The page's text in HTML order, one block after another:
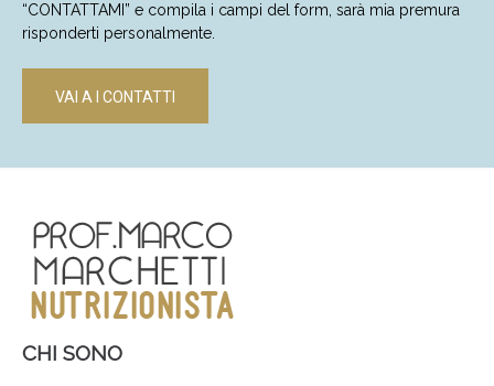
“CONTATTAMI” e compila i campi del form, sarà mia premura
risponderti personalmente.
VAI A I CONTATTI
CHI SONO